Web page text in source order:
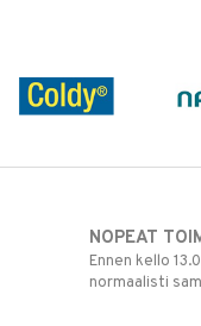
NOPEAT
Ennen kello
normaalisti